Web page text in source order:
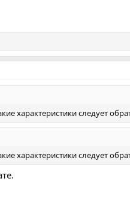
характеристики следует
характеристики следует